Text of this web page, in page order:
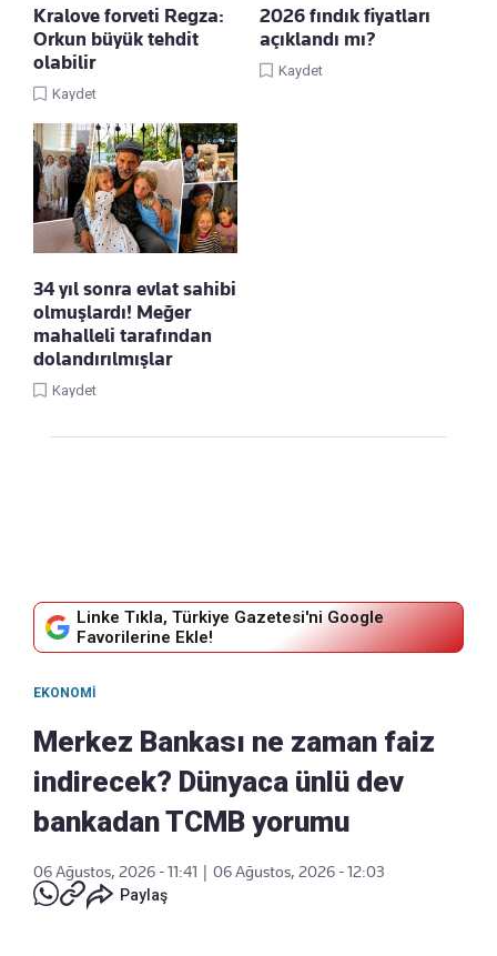
Kralove forveti Regza:
Orkun büyük tehdit
olabilir
Kaydet
2026 fındık fiyatları
açıklandı mı?
Kaydet
34 yıl sonra evlat sahibi
olmuşlardı! Meğer
mahalleli tarafından
dolandırılmışlar
Kaydet
Linke Tıkla, Türkiye Gazetesi'ni Google
Favorilerine Ekle!
EKONOMI
Merkez Bankası ne zaman faiz
indirecek? Dünyaca ünlü dev
bankadan TCMB yorumu
06 Ağustos, 2026 - 11:41
06 Ağustos, 2026 - 12:03
Paylaş